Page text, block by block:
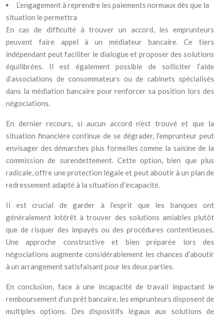
L’engagement à reprendre les paiements normaux dès que la
situation le permettra
En cas de difficulté à trouver un accord, les emprunteurs
peuvent faire appel à un médiateur bancaire. Ce tiers
indépendant peut faciliter le dialogue et proposer des solutions
équilibrées. Il est également possible de solliciter l’aide
d’associations de consommateurs ou de cabinets spécialisés
dans la médiation bancaire pour renforcer sa position lors des
négociations.
En dernier recours, si aucun accord n’est trouvé et que la
situation financière continue de se dégrader, l’emprunteur peut
envisager des démarches plus formelles comme la saisine de la
commission de surendettement. Cette option, bien que plus
radicale, offre une protection légale et peut aboutir à un plan de
redressement adapté à la situation d’incapacité.
Il est crucial de garder à l’esprit que les banques ont
généralement intérêt à trouver des solutions amiables plutôt
que de risquer des impayés ou des procédures contentieuses.
Une approche constructive et bien préparée lors des
négociations augmente considérablement les chances d’aboutir
à un arrangement satisfaisant pour les deux parties.
En conclusion, face à une incapacité de travail impactant le
remboursement d’un prêt bancaire, les emprunteurs disposent de
multiples options. Des dispositifs légaux aux solutions de